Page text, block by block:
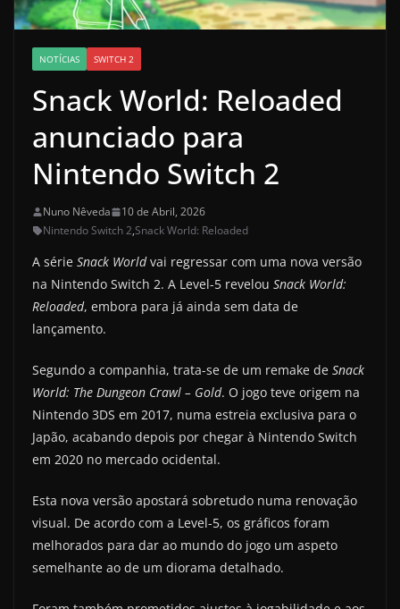
NOTÍCIAS SWITCH 2
Snack World: Reloaded
anunciado para
Nintendo Switch 2
Nuno Nêveda
10 de Abril, 2026
Nintendo Switch 2,Snack World: Reloaded
A série Snack Worldvai regressar com uma nova versão
na Nintendo Switch 2. A Level-5 revelou Snack World:
Reloaded, embora para já ainda sem data de
lançamento.
Segundo a companhia, trata-se de um remake de Snack
World: The Dungeon Crawl – Gold. O jogo teve origem na
Nintendo 3DS em 2017, numa estreia exclusiva para o
Japão, acabando depois por chegar à Nintendo Switch
em 2020 no mercado ocidental.
Esta nova versão apostará sobretudo numa renovação
visual. De acordo com a Level-5, os gráficos foram
melhorados para dar ao mundo do jogo um aspeto
semelhante ao de um diorama detalhado.